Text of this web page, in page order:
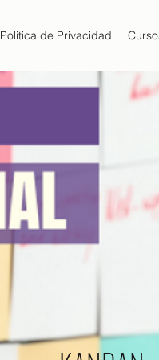
Politica de Privacidad